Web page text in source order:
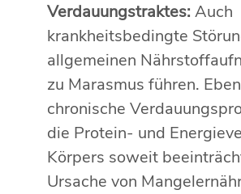
Verdauungstraktes: Auch
krankheitsbedingte
allgemeinen
zu Marasmus führen.
chronische
die Protein- und
Körpers soweit
Ursache von